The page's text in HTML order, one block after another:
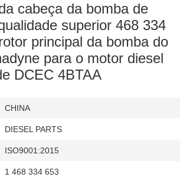
cabeça da bomba de
superior 468 334
principal da bomba do
para o motor diesel
DCEC 4BTAA
CHINA
DIESEL PARTS
ISO9001:2015
1 468 334 653